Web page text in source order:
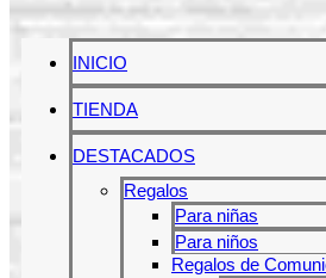
INICIO
TIENDA
DESTACADOS
Regalos
Para niñas
Para niños
Regalos de